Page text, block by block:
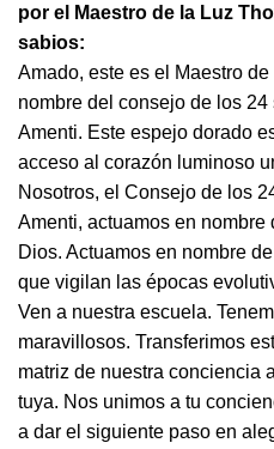
por el Maestro de la Luz
sabios:
Amado, este es el Maestro
nombre del consejo de los
Amenti. Este espejo dorado
acceso al corazón luminoso
Nosotros, el Consejo de los
Amenti, actuamos en nombre
Dios. Actuamos en nombre
que vigilan las épocas
Ven a nuestra escuela.
maravillosos. Transferimos
matriz de nuestra conciencia
tuya. Nos unimos a tu
a dar el siguiente paso en